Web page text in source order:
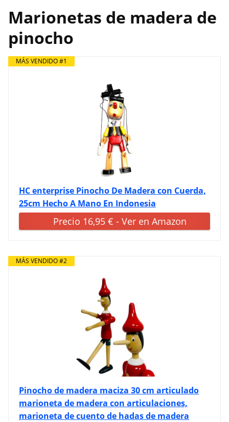
Marionetas de madera de
pinocho
MÁS VENDIDO #1
HC enterprise Pinocho De Madera con Cuerda,
25cm Hecho A Mano En Indonesia
Precio 16,95 € - Ver en Amazon
MÁS VENDIDO #2
Pinocho de madera maciza 30 cm articulado
marioneta de madera con articulaciones,
marioneta de cuento de hadas de madera